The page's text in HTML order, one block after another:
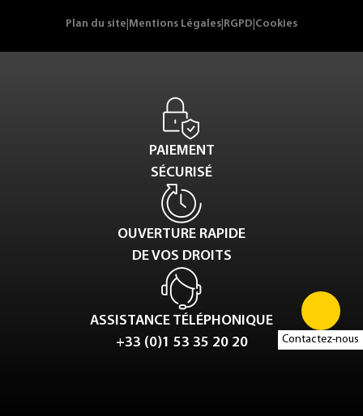
Contactez-nous
Plan du site Mentions Légales RGPD Cookies
PAIEMENT
SÉCURISÉ
OUVERTURE RAPIDE
DE VOS DROITS
ASSISTANCE TÉLÉPHONIQUE
+33 (0)1 53 35 20 20